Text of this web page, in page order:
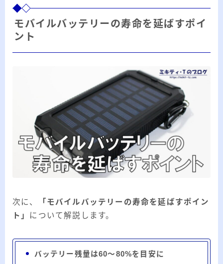
モバイルバッテリーの寿命を延ばすポイ
ント
次に、
「モバイルバッテリーの寿命を延ばすポイン
ト」 について解説します。
バッテリー残量は60～80%を目安に